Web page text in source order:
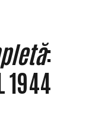
:
1944